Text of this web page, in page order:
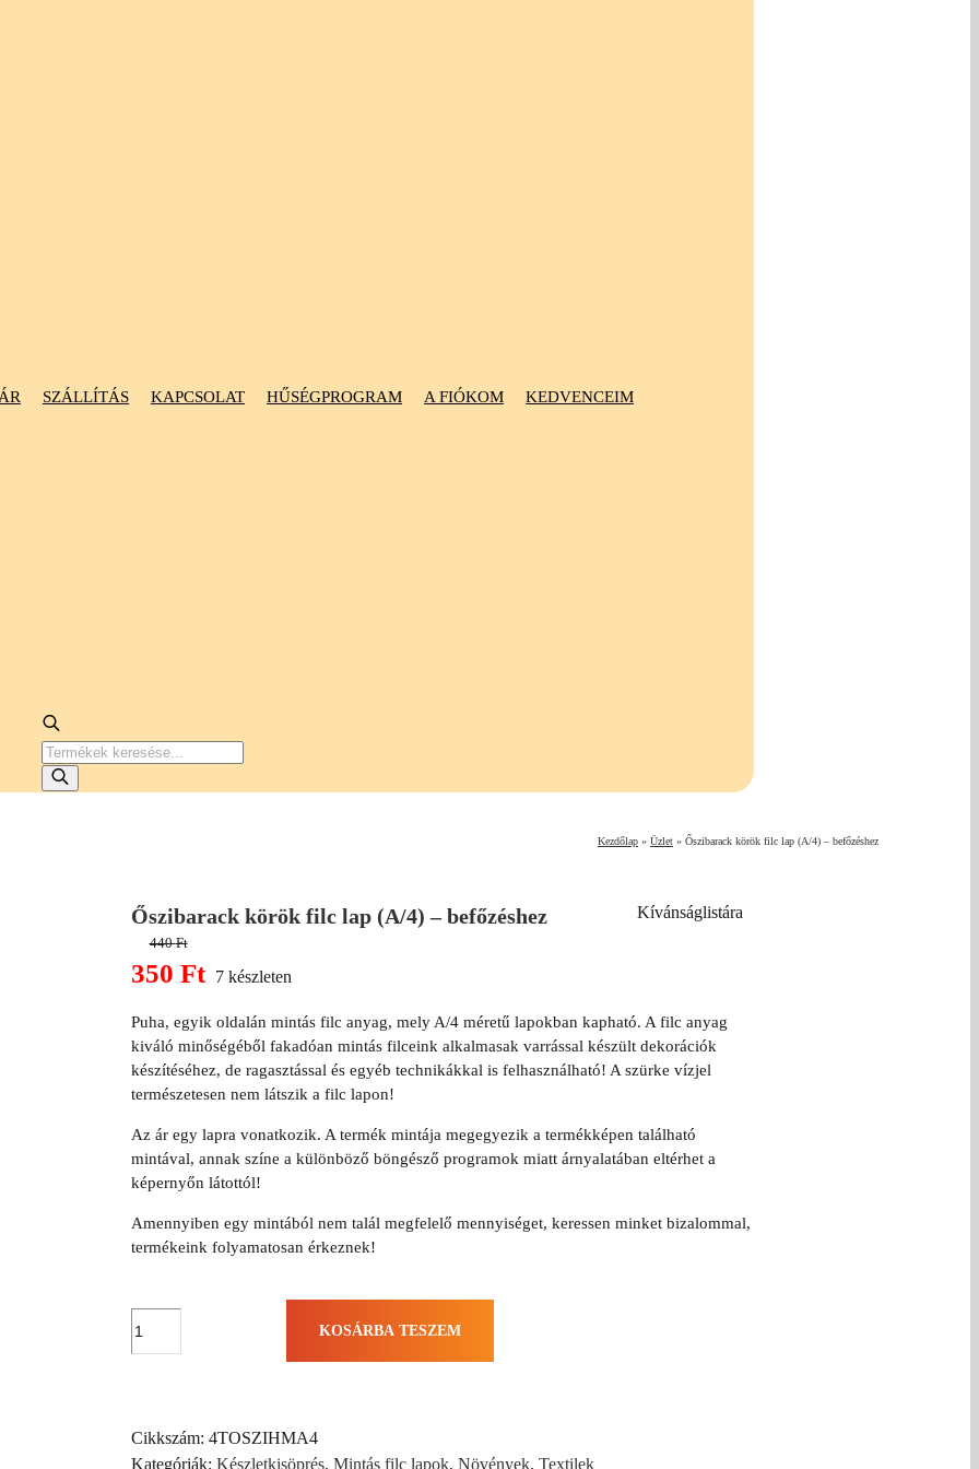
SZÁLLÍTÁS KAPCSOLAT HŰSÉGPROGRAM A FIÓKOM KEDVENCEIM
PRODUCTS
SEARCH
Kezdőlap » Üzlet » Őszibarack körök filc lap (A/4) – befőzéshez
Őszibarack körök filc lap (A/4) – befőzéshez
440Ft
Original
was:
440 Ft.
350 Ft
price
is:
350 Ft.
7 készleten
Puha, egyik oldalán mintás filc anyag, mely A/4 méretű lapokban kapható. A filc anyag
kiváló minőségéből fakadóan mintás filceink alkalmasak varrással készült dekorációk
készítéséhez, de ragasztással és egyéb technikákkal is felhasználható! A szürke vízjel
természetesen nem látszik a filc lapon!
Az ár egy lapra vonatkozik. A termék mintája megegyezik a termékképen található
mintával, annak színe a különböző böngésző programok miatt árnyalatában eltérhet a
képernyőn látottól!
Amennyiben egy mintából nem talál megfelelő mennyiséget, keressen minket bizalommal,
termékeink folyamatosan érkeznek!
KOSÁRBA TESZEM
Kívánságlistára
Cikkszám: 4TOSZIHMA4
Kategóriák: Készletkisöprés, Mintás filc lapok, Növények, Textilek